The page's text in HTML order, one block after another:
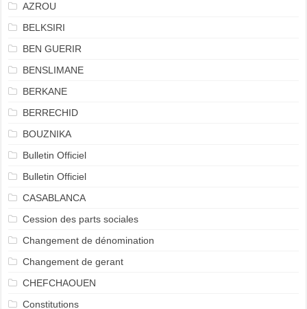
AZROU
BELKSIRI
BEN GUERIR
BENSLIMANE
BERKANE
BERRECHID
BOUZNIKA
Bulletin Officiel
Bulletin Officiel
CASABLANCA
Cession des parts sociales
Changement de dénomination
Changement de gerant
CHEFCHAOUEN
Constitutions